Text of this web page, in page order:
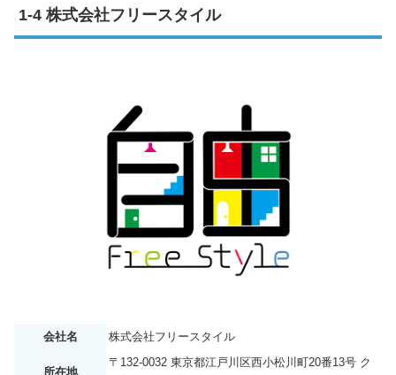
株式会社フリースタイル
会社名 株式会社フリースタイル
所在地
〒132-0032 東京都江戸川区西小松川町20番13号 ク